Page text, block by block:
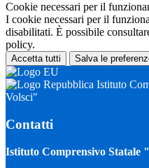
Cookie necessari per il
I cookie necessari per il
disabilitati. È possibile
policy.
Accetta tutti Salva le
Istituto
Volsci"
Contatti
Istituto Comprensivo Statale